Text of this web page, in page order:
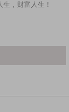
，财富人生！